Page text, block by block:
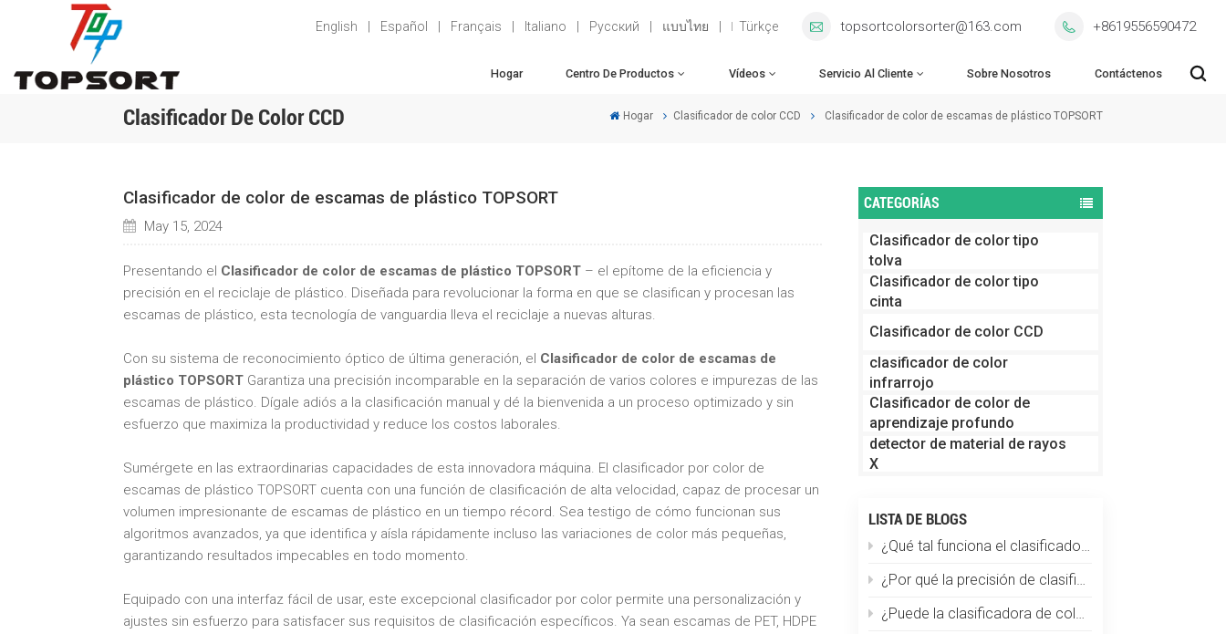
English Español Français Italiano Русский แบบไทย Türkçe topsortcolorsorter@163.com +8619556590472
Hogar Centro De Productos Vídeos Servicio Al Cliente Sobre Nosotros Contáctenos
Clasificador De Color CCD Hogar Clasificador de color CCD Clasificador de color de escamas de plástico TOPSORT
CATEGORÍAS
Clasificador de color tipo
tolva
Clasificador de color tipo
cinta
Clasificador de color CCD
clasificador de color
infrarrojo
Clasificador de color de
aprendizaje profundo
detector de material de rayos
X
LISTA DE BLOGS
¿Qué tal funciona el clasificador de color en la clasificación de partículas de plástico?
¿Por qué la precisión de clasificación disminuye repentinamente?
¿Puede la clasificadora de color Topsort clasificar los granos de café por tamaño, color y defectos a la vez?
Clasificador de color de escamas de plástico TOPSORT
May 15, 2024
Presentando el Clasificador de color de escamas de plástico TOPSORT– el epítome de la eficiencia y
precisión en el reciclaje de plástico. Diseñada para revolucionar la forma en que se clasifican y procesan las
escamas de plástico, esta tecnología de vanguardia lleva el reciclaje a nuevas alturas.
Con su sistema de reconocimiento óptico de última generación, el Clasificador de color de escamas de
plástico TOPSORTGarantiza una precisión incomparable en la separación de varios colores e impurezas de las
escamas de plástico. Dígale adiós a la clasificación manual y dé la bienvenida a un proceso optimizado y sin
esfuerzo que maximiza la productividad y reduce los costos laborales.
Sumérgete en las extraordinarias capacidades de esta innovadora máquina. El clasificador por color de
escamas de plástico TOPSORT cuenta con una función de clasificación de alta velocidad, capaz de procesar un
volumen impresionante de escamas de plástico en un tiempo récord. Sea testigo de cómo funcionan sus
algoritmos avanzados, ya que identifica y aísla rápidamente incluso las variaciones de color más pequeñas,
garantizando resultados impecables en todo momento.
Equipado con una interfaz fácil de usar, este excepcional clasificador por color permite una personalización y
ajustes sin esfuerzo para satisfacer sus requisitos de clasificación específicos. Ya sean escamas de PET, HDPE